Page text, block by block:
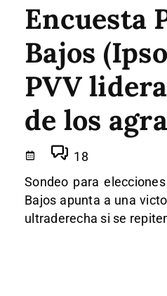
Encuesta
Bajos
PVV
de los
18
Sondeo para
Bajos apunta a una
ultraderecha si se